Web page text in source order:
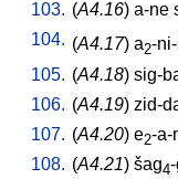
103. (A4.16) a-ne
104. (A4.17) a2-
105. (A4.18) sig-
106. (A4.19) zid-
107. (A4.20) e2-a-
108. (A4.21) šag4